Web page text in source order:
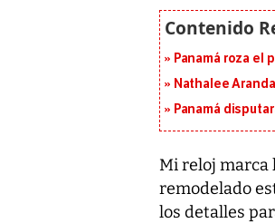
Panamá roza el
Nathalee
Panamá
Mi reloj marca
remodelado
los detalles